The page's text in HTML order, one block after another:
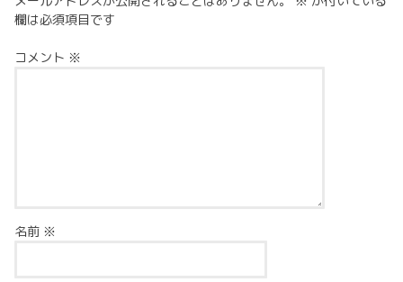
欄は必須項目です
コメント ※
名前 ※